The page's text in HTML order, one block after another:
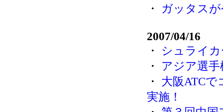
・
ガッタス
2007/04/16
・ シュライ
・ アジア選
・ 大阪ATC
実施！